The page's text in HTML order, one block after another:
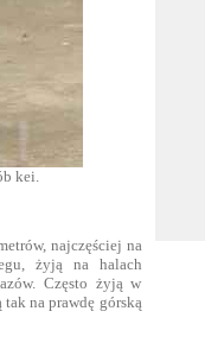
kei.
najczęściej na
żyją na halach
Często żyją w
na prawdę górską